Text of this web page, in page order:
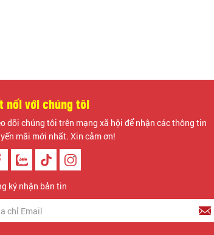
nối với chúng tôi
dõi chúng tôi trên mạng xã hội để nhận các thông tin
mãi mới nhất. Xin cảm ơn!
ký nhận bản tin